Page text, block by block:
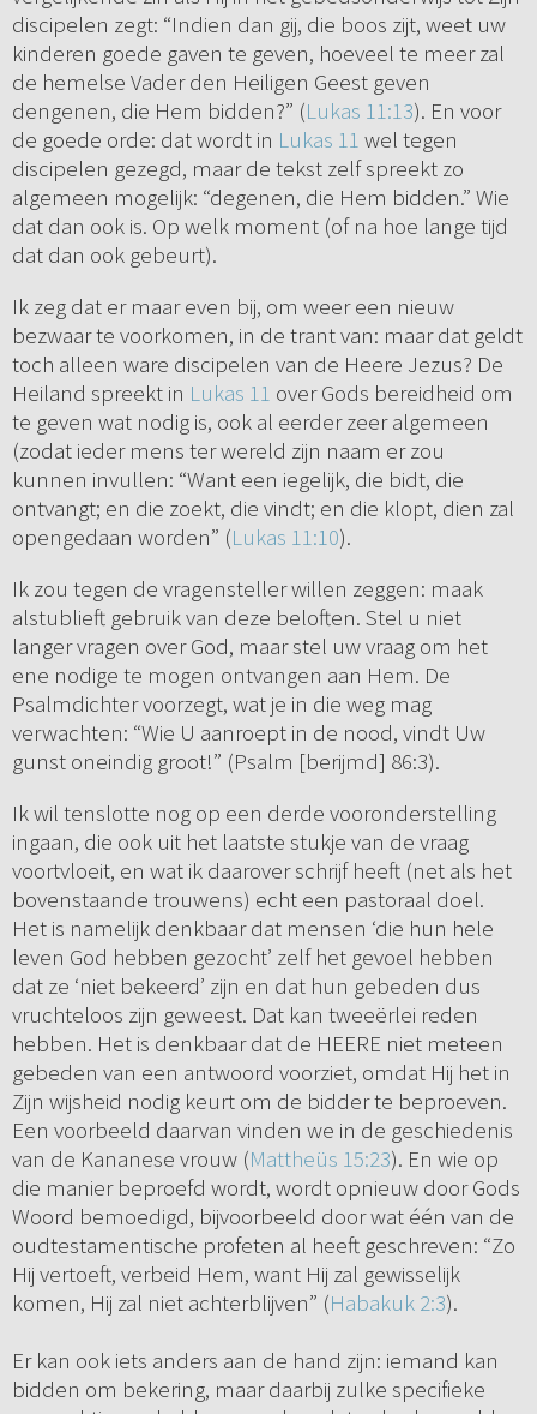
discipelen zegt: “Indien dan gij, die boos zijt, weet uw
kinderen goede gaven te geven, hoeveel te meer zal
de hemelse Vader den Heiligen Geest geven
dengenen, die Hem bidden?” (Lukas 11:13). En voor
de goede orde: dat wordt in Lukas 11 wel tegen
discipelen gezegd, maar de tekst zelf spreekt zo
algemeen mogelijk: “degenen, die Hem bidden.” Wie
dat dan ook is. Op welk moment (of na hoe lange tijd
dat dan ook gebeurt).
Ik zeg dat er maar even bij, om weer een nieuw
bezwaar te voorkomen, in de trant van: maar dat geldt
toch alleen ware discipelen van de Heere Jezus? De
Heiland spreekt in Lukas 11 over Gods bereidheid om
te geven wat nodig is, ook al eerder zeer algemeen
(zodat ieder mens ter wereld zijn naam er zou
kunnen invullen: “Want een iegelijk, die bidt, die
ontvangt; en die zoekt, die vindt; en die klopt, dien zal
opengedaan worden” (Lukas 11:10).
Ik zou tegen de vragensteller willen zeggen: maak
alstublieft gebruik van deze beloften. Stel u niet
langer vragen over God, maar stel uw vraag om het
ene nodige te mogen ontvangen aan Hem. De
Psalmdichter voorzegt, wat je in die weg mag
verwachten: “Wie U aanroept in de nood, vindt Uw
gunst oneindig groot!” (Psalm [berijmd] 86:3).
Ik wil tenslotte nog op een derde vooronderstelling
ingaan, die ook uit het laatste stukje van de vraag
voortvloeit, en wat ik daarover schrijf heeft (net als het
bovenstaande trouwens) echt een pastoraal doel.
Het is namelijk denkbaar dat mensen ‘die hun hele
leven God hebben gezocht’ zelf het gevoel hebben
dat ze ‘niet bekeerd’ zijn en dat hun gebeden dus
vruchteloos zijn geweest. Dat kan tweeërlei reden
hebben. Het is denkbaar dat de HEERE niet meteen
gebeden van een antwoord voorziet, omdat Hij het in
Zijn wijsheid nodig keurt om de bidder te beproeven.
Een voorbeeld daarvan vinden we in de geschiedenis
van de Kananese vrouw (Mattheüs 15:23). En wie op
die manier beproefd wordt, wordt opnieuw door Gods
Woord bemoedigd, bijvoorbeeld door wat één van de
oudtestamentische profeten al heeft geschreven: “Zo
Hij vertoeft, verbeid Hem, want Hij zal gewisselijk
komen, Hij zal niet achterblijven” (Habakuk 2:3).
Er kan ook iets anders aan de hand zijn: iemand kan
bidden om bekering, maar daarbij zulke specifieke